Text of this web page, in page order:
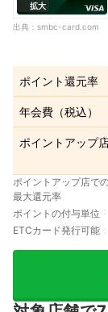
拡大
出典： smbc-card.com
ポイント還元率
年会費（税込）
ポイントアップ
ポイントアップ店で
最大還元率
ポイントの付与単位
ETCカード発行可能